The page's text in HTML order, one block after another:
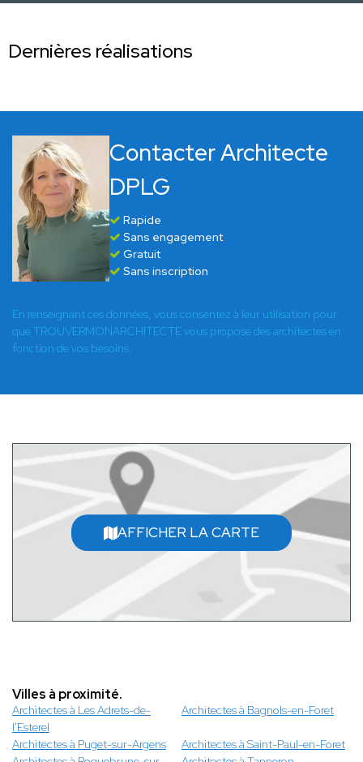
Dernières réalisations
Contacter Architecte
DPLG
Rapide
Sans engagement
Gratuit
Sans inscription
En renseignant ces données, vous consentez à leur utilisation pour
que TROUVERMONARCHITECTE vous propose des architectes en
fonction de vos besoins.
AFFICHER LA CARTE
Villes à proximité.
Architectes à Les Adrets-de-
l'Esterel
Architectes à Bagnols-en-Foret
Architectes à Puget-sur-Argens
Architectes à Saint-Paul-en-Foret